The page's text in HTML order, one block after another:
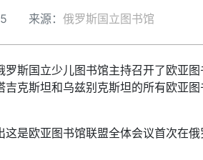
来源： 俄罗斯国立图书馆
斯国立少儿图书馆主持召开了欧亚
克斯坦和乌兹别克斯坦的所有欧亚
是欧亚图书馆联盟全体会议首次在